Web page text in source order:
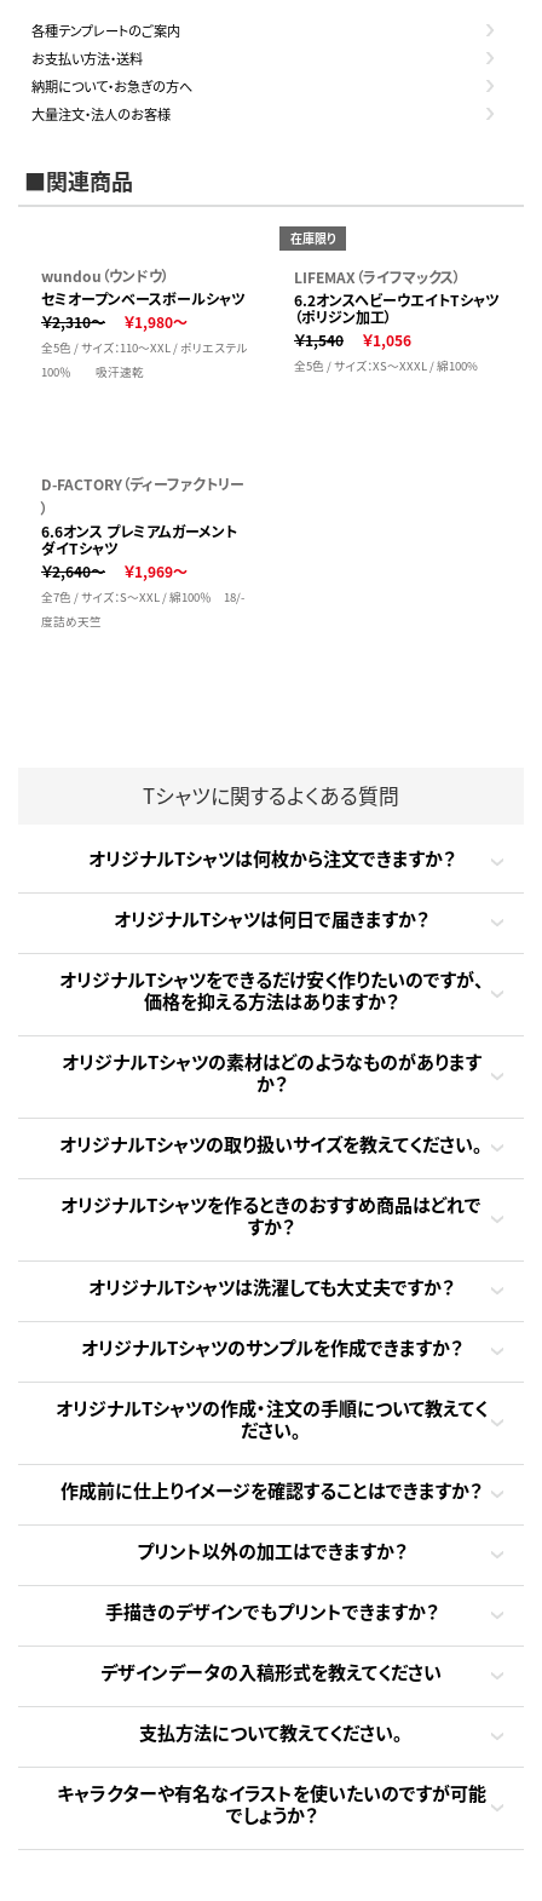
各種テンプレートのご案内
お支払い方法・送料
納期について・お急ぎの方へ
大量注文・法人のお客様
■関連商品
wundou（ウンドウ）
セミオープンベースボールシャツ
￥2,310～
￥1,980～
全5色 / サイズ：110～XXL / ポリエステル
100％ 吸汗速乾
在庫限り
LIFEMAX（ライフマックス）
6.2オンスヘビーウエイトTシャツ
（ポリジン加工）
￥1,540
￥1,056
全5色 / サイズ：XS～XXXL / 綿100%
D-FACTORY（ディーファクトリー
）
6.6オンス プレミアムガーメント
ダイTシャツ
￥2,640～
￥1,969～
全7色 / サイズ：S～XXL / 綿100％ 18/-
度詰め天竺
Tシャツに関するよくある質問
オリジナルTシャツは何枚から注文できますか？
オリジナルTシャツは何日で届きますか？
オリジナルTシャツをできるだけ安く作りたいのですが、
価格を抑える方法はありますか？
オリジナルTシャツの素材はどのようなものがあります
か？
オリジナルTシャツの取り扱いサイズを教えてください。
オリジナルTシャツを作るときのおすすめ商品はどれで
すか？
オリジナルTシャツは洗濯しても大丈夫ですか？
オリジナルTシャツのサンプルを作成できますか？
オリジナルTシャツの作成・注文の手順について教えてく
ださい。
作成前に仕上りイメージを確認することはできますか？
プリント以外の加工はできますか？
手描きのデザインでもプリントできますか？
デザインデータの入稿形式を教えてください
支払方法について教えてください。
キャラクターや有名なイラストを使いたいのですが可能
でしょうか？